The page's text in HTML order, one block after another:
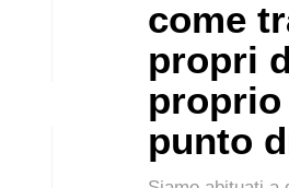
come
propri
punto